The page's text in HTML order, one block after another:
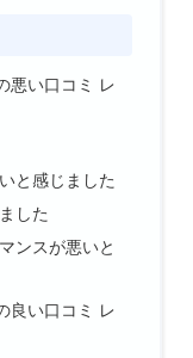
悪い口コミ レ
と感じました
した
ンスが悪いと
良い口コミ レ